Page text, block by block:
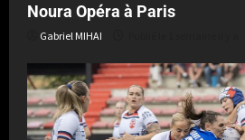
Noura Opéra à Paris
Gabriel MIHAI